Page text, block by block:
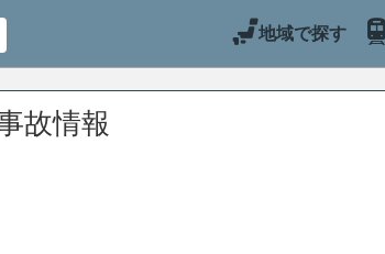
地域で探す
故情報